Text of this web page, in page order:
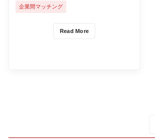
Read More
企業間マッチング